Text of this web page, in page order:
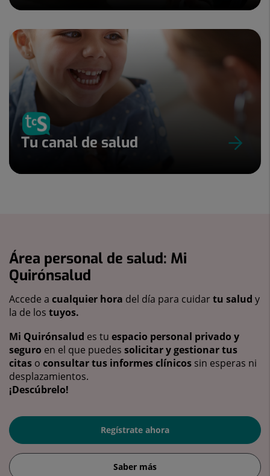
Tu canal de salud
Área personal de salud: Mi
Quirónsalud
Accede a cualquier hora del día para cuidartu salud y
la de los tuyos.
Mi Quirónsalud es tu espacio personal privado y
seguro en el que puedes solicitar y gestionar tus
citas o consultar tus informes clínicos sin esperas ni
desplazamientos.
¡Descúbrelo!
Regístrate ahora
Saber más